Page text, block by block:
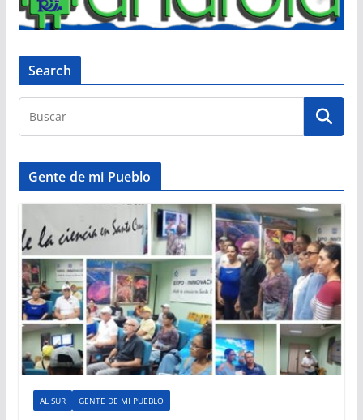
Search
Gente de mi Pueblo
AL SUR GENTE DE MI PUEBLO